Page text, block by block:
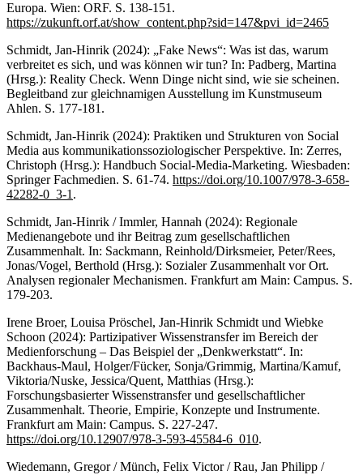
Europa. Wien: ORF. S. 138-151.
https://zukunft.orf.at/show_content.php?sid=147&pvi_id=2465
Schmidt, Jan-Hinrik (2024): „Fake News“: Was ist das, warum
verbreitet es sich, und was können wir tun? In: Padberg, Martina
(Hrsg.): Reality Check. Wenn Dinge nicht sind, wie sie scheinen.
Begleitband zur gleichnamigen Ausstellung im Kunstmuseum
Ahlen. S. 177-181.
Schmidt, Jan-Hinrik (2024): Praktiken und Strukturen von Social
Media aus kommunikationssoziologischer Perspektive. In: Zerres,
Christoph (Hrsg.): Handbuch Social-Media-Marketing. Wiesbaden:
Springer Fachmedien. S. 61-74. https://doi.org/10.1007/978-3-658-
42282-0_3-1 .
Schmidt, Jan-Hinrik / Immler, Hannah (2024): Regionale
Medienangebote und ihr Beitrag zum gesellschaftlichen
Zusammenhalt. In: Sackmann, Reinhold/Dirksmeier, Peter/Rees,
Jonas/Vogel, Berthold (Hrsg.): Sozialer Zusammenhalt vor Ort.
Analysen regionaler Mechanismen. Frankfurt am Main: Campus. S.
179-203.
Irene Broer, Louisa Pröschel, Jan-Hinrik Schmidt und Wiebke
Schoon (2024): Partizipativer Wissenstransfer im Bereich der
Medienforschung – Das Beispiel der „Denkwerkstatt“. In:
Backhaus-Maul, Holger/Fücker, Sonja/Grimmig, Martina/Kamuf,
Viktoria/Nuske, Jessica/Quent, Matthias (Hrsg.):
Forschungsbasierter Wissenstransfer und gesellschaftlicher
Zusammenhalt. Theorie, Empirie, Konzepte und Instrumente.
Frankfurt am Main: Campus. S. 227-247.
https://doi.org/10.12907/978-3-593-45584-6_010.
Wiedemann, Gregor / Münch, Felix Victor / Rau, Jan Philipp /